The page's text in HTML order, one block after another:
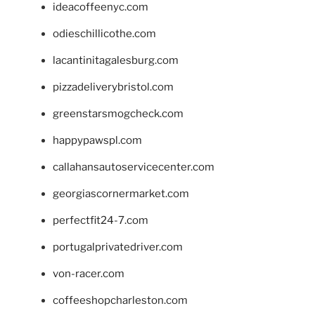
ideacoffeenyc.com
odieschillicothe.com
lacantinitagalesburg.com
pizzadeliverybristol.com
greenstarsmogcheck.com
happypawspl.com
callahansautoservicecenter.com
georgiascornermarket.com
perfectfit24-7.com
portugalprivatedriver.com
von-racer.com
coffeeshopcharleston.com